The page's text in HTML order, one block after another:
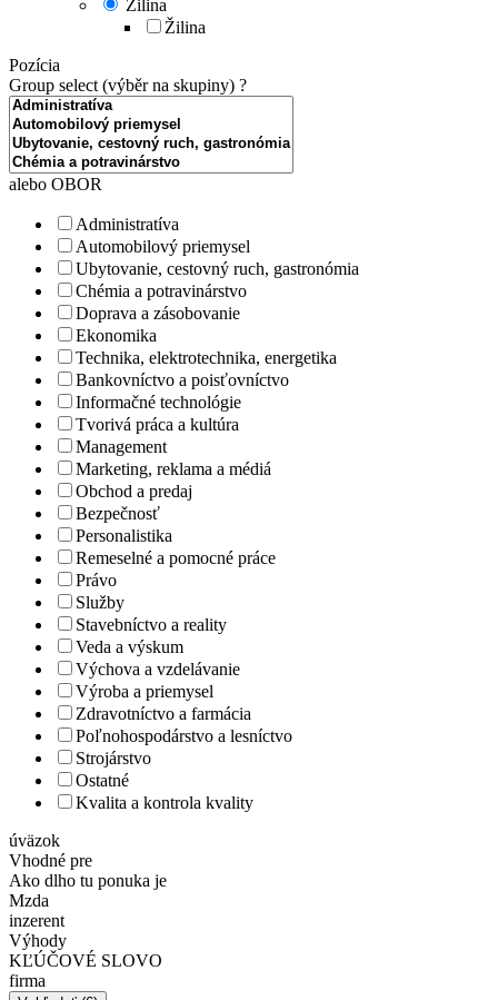
Žilina
Žilina
Pozícia
Group select (výběr na skupiny) ?
alebo OBOR
Administratíva
Automobilový priemysel
Ubytovanie, cestovný ruch, gastronómia
Chémia a potravinárstvo
Doprava a zásobovanie
Ekonomika
Technika, elektrotechnika, energetika
Bankovníctvo a poisťovníctvo
Informačné technológie
Tvorivá práca a kultúra
Management
Marketing, reklama a médiá
Obchod a predaj
Bezpečnosť
Personalistika
Remeselné a pomocné práce
Právo
Služby
Stavebníctvo a reality
Veda a výskum
Výchova a vzdelávanie
Výroba a priemysel
Zdravotníctvo a farmácia
Poľnohospodárstvo a lesníctvo
Strojárstvo
Ostatné
Kvalita a kontrola kvality
úväzok
Vhodné pre
Ako dlho tu ponuka je
Mzda
inzerent
Výhody
KĽÚČOVÉ SLOVO
firma